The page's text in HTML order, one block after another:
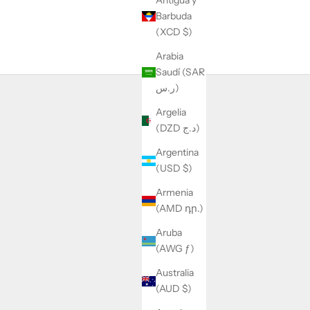
Barbuda
(XCD $)
Arabia
Saudí (SAR
ر.س)
Argelia
(DZD د.ج)
Argentina
(USD $)
Armenia
(AMD դր.)
Aruba
(AWG ƒ)
Australia
(AUD $)